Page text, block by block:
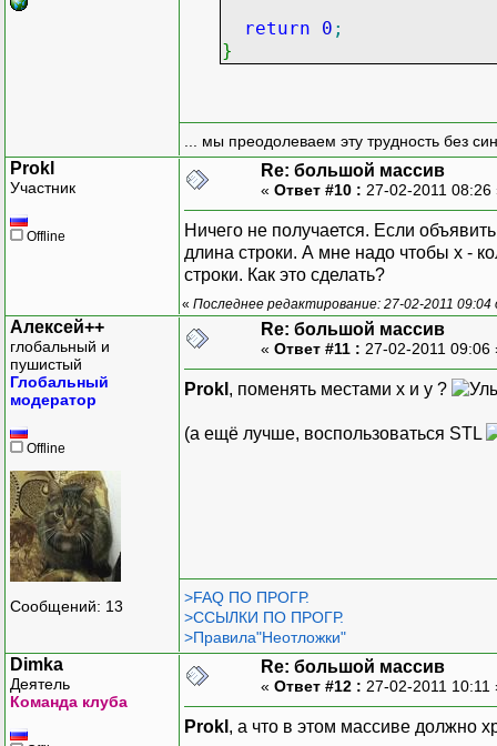
return 0 ;
}
... мы преодолеваем эту трудность без
Prokl
Участник
Offline
Re: большой массив
« Ответ #10 : 27-02-2011
Ничего не получается. Если
длина строки. А мне надо чтобы х -
строки. Как это сделать?
« Последнее редактирование: 27-02-2011 09:04
Алексей++
глобальный и
пушистый
Глобальный
модератор
Offline
Сообщений: 13
Re: большой массив
« Ответ #11 : 27-02-2011
Prokl , поменять местами x и y ?
(а ещё лучше, воспользоваться STL
>FAQ ПО ПРОГР.
>ССЫЛКИ ПО ПРОГР.
>Правила"Неотложки"
Dimka
Деятель
Команда клуба
Re: большой массив
« Ответ #12 : 27-02-2011
Prokl , а что в этом массиве должно